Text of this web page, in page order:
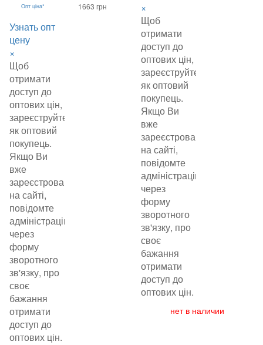
Опт ціна*
Узнать опт
цену
×
Щоб
отримати
доступ до
оптових цін,
зареєструйтеся
як оптовий
покупець.
Якщо Ви
вже
зареєстровані
на сайті,
повідомте
адміністрацію
через
форму
зворотного
зв'язку, про
своє
бажання
отримати
доступ до
оптових цін.
1663 грн
×
Щоб
отримати
доступ до
оптових цін,
зареєструйтеся
як оптовий
покупець.
Якщо Ви
вже
зареєстровані
на сайті,
повідомте
адміністрацію
через
форму
зворотного
зв'язку, про
своє
бажання
отримати
доступ до
оптових цін.
нет в наличии